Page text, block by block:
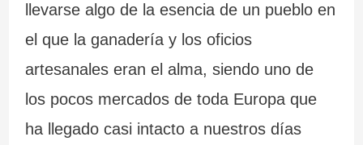
llevarse algo de la esencia de un pueblo en
el que la ganadería y los oficios
artesanales eran el alma, siendo uno de
los pocos mercados de toda Europa que
ha llegado casi intacto a nuestros días